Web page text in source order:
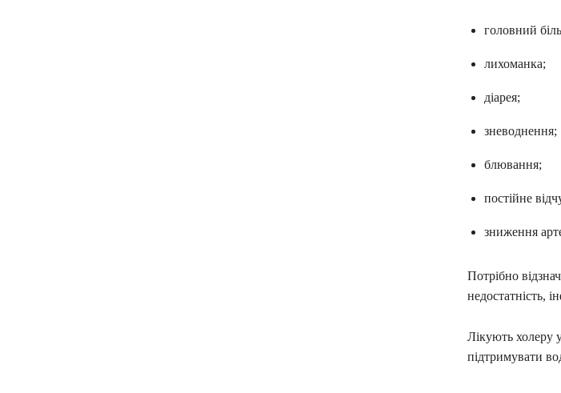
головний
лихоманка;
діарея;
зневоднення;
блювання;
постійне
зниження
Потрібно
недостатність,
Лікують холеру
підтримувати